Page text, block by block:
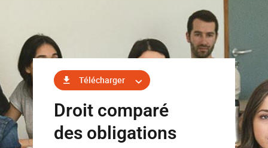
Télécharger
Droit comparé
des obligations